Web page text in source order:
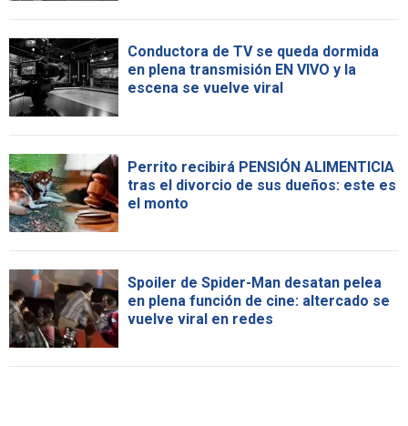
Conductora de TV se queda dormida
en plena transmisión EN VIVO y la
escena se vuelve viral
Perrito recibirá PENSIÓN ALIMENTICIA
tras el divorcio de sus dueños: este es
el monto
Spoiler de Spider-Man desatan pelea
en plena función de cine: altercado se
vuelve viral en redes